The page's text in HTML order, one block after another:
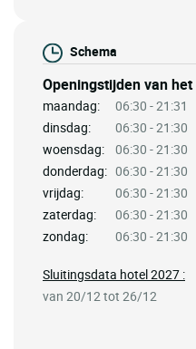
Schema
Openingstijden van
maandag:
06:30 - 21:31
dinsdag:
06:30 - 21:30
woensdag:
06:30 - 21:30
donderdag: 06:30 - 21:30
vrijdag:
06:30 - 21:30
zaterdag:
06:30 - 21:30
zondag:
06:30 - 21:30
Sluitingsdata hotel 2027 :
van 20/12 tot 26/12